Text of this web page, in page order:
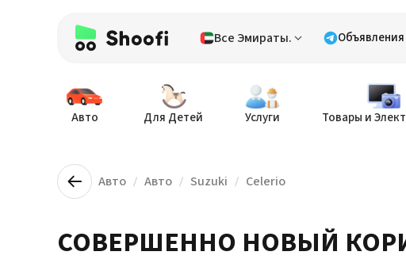
Все Эмираты. Объявления
Авто Для Детей Услуги Товары и
Авто Авто Suzuki Celerio
СОВЕРШЕННО НОВЫЙ